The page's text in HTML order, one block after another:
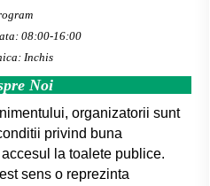
08:00-16:00
Inchis
Noi
organizatorii sunt
privind buna
la toalete publice.
sens o reprezinta